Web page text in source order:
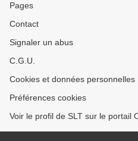
Pages
Contact
Signaler un abus
C.G.U.
Cookies et données personnelles
Préférences cookies
Voir le profil de SLT sur le portail